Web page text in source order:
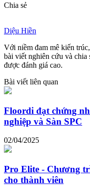
Chia sẻ
Diệu Hiền
Với niềm đam mê kiến
bài viết nghiên cứu và chia
được đánh giá cao.
Bài viết liên quan
Floordi đạt chứng
nghiệp và Sàn SPC
02/04/2025
Pro Elite - Chương
cho thành viên